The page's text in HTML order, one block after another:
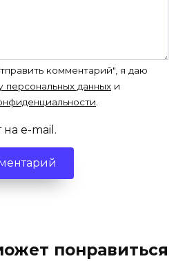
комментарий", я даю
персональных данных и
.
на e-mail.
понравиться